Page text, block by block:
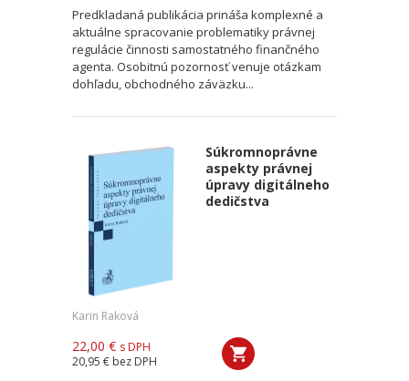
Predkladaná publikácia prináša komplexné a
aktuálne spracovanie problematiky právnej
regulácie činnosti samostatného finančného
agenta. Osobitnú pozornosť venuje otázkam
dohľadu, obchodného záväzku...
Súkromnoprávne
aspekty právnej
úpravy digitálneho
dedičstva
Karin Raková
22,00 € s DPH
20,95 € bez DPH